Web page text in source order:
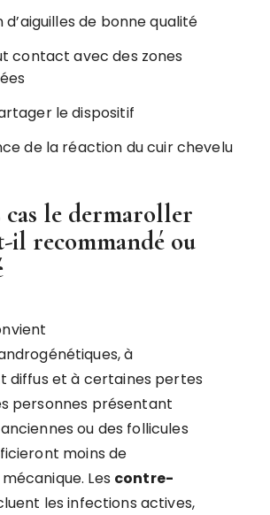
d’aiguilles de bonne qualité
contact avec des zones
le dispositif
de la réaction du cuir chevelu
cas le dermaroller
il recommandé ou
à
diffus et à certaines pertes
personnes présentant
anciennes ou des follicules
moins de
mécanique. Les contre-
les infections actives,